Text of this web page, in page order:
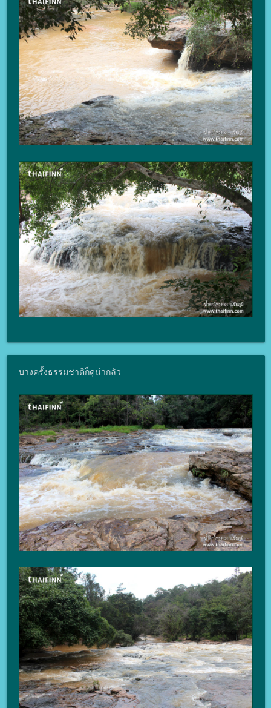
บางครั้งธรรมชาติก็ดูน่ากลัว